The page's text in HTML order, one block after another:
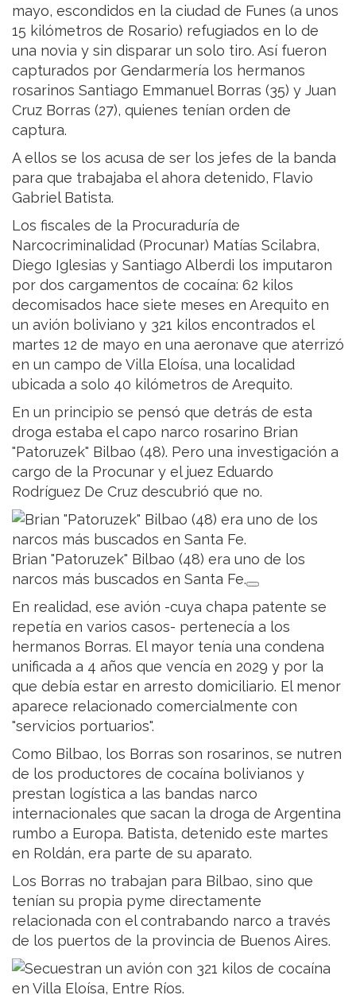
mayo, escondidos en la ciudad de Funes (a unos
15 kilómetros de Rosario) refugiados en lo de
una novia y sin disparar un solo tiro. Así fueron
capturados por Gendarmería los hermanos
rosarinos Santiago Emmanuel Borras (35) y Juan
Cruz Borras (27), quienes tenían orden de
captura.
A ellos se los acusa de ser los jefes de la banda
para que trabajaba el ahora detenido, Flavio
Gabriel Batista.
Los fiscales de la Procuraduría de
Narcocriminalidad (Procunar) Matías Scilabra,
Diego Iglesias y Santiago Alberdi los imputaron
por dos cargamentos de cocaína: 62 kilos
decomisados hace siete meses en Arequito en
un avión boliviano y 321 kilos encontrados el
martes 12 de mayo en una aeronave que aterrizó
en un campo de Villa Eloísa, una localidad
ubicada a solo 40 kilómetros de Arequito.
En un principio se pensó que detrás de esta
droga estaba el capo narco rosarino Brian
"Patoruzek" Bilbao (48). Pero una investigación a
cargo de la Procunar y el juez Eduardo
Rodríguez De Cruz descubrió que no.
Brian "Patoruzek" Bilbao (48) era uno de los
narcos más buscados en Santa Fe.
En realidad, ese avión -cuya chapa patente se
repetía en varios casos- pertenecía a los
hermanos Borras. El mayor tenía una condena
unificada a 4 años que vencía en 2029 y por la
que debía estar en arresto domiciliario. El menor
aparece relacionado comercialmente con
"servicios portuarios".
Como Bilbao, los Borras son rosarinos, se nutren
de los productores de cocaína bolivianos y
prestan logística a las bandas narco
internacionales que sacan la droga de Argentina
rumbo a Europa. Batista, detenido este martes
en Roldán, era parte de su aparato.
Los Borras no trabajan para Bilbao, sino que
tenían su propia pyme directamente
relacionada con el contrabando narco a través
de los puertos de la provincia de Buenos Aires.